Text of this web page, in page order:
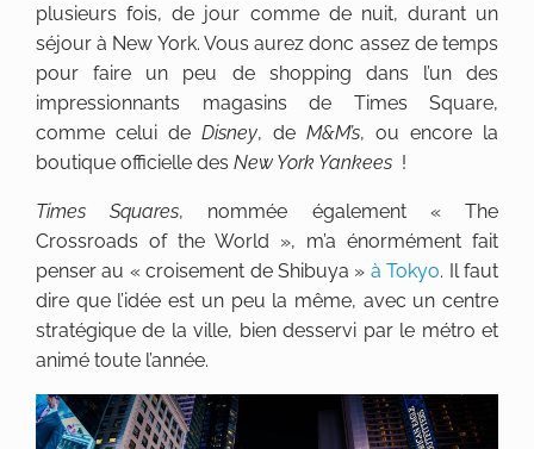
plusieurs fois, de jour comme de nuit, durant un
séjour à New York. Vous aurez donc assez de temps
pour faire un peu de shopping dans l’un des
impressionnants magasins de Times Square,
comme celui de Disney, de M&M’s, ou encore la
boutique officielle des New York Yankees !
Times Squares, nommée également « The
Crossroads of the World », m’a énormément fait
penser au « croisement de Shibuya » à Tokyo. Il faut
dire que l’idée est un peu la même, avec un centre
stratégique de la ville, bien desservi par le métro et
animé toute l’année.